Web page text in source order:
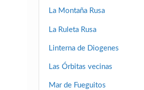
La Montaña Rusa
La Ruleta Rusa
Linterna de Diogenes
Las Órbitas vecinas
Mar de Fueguitos